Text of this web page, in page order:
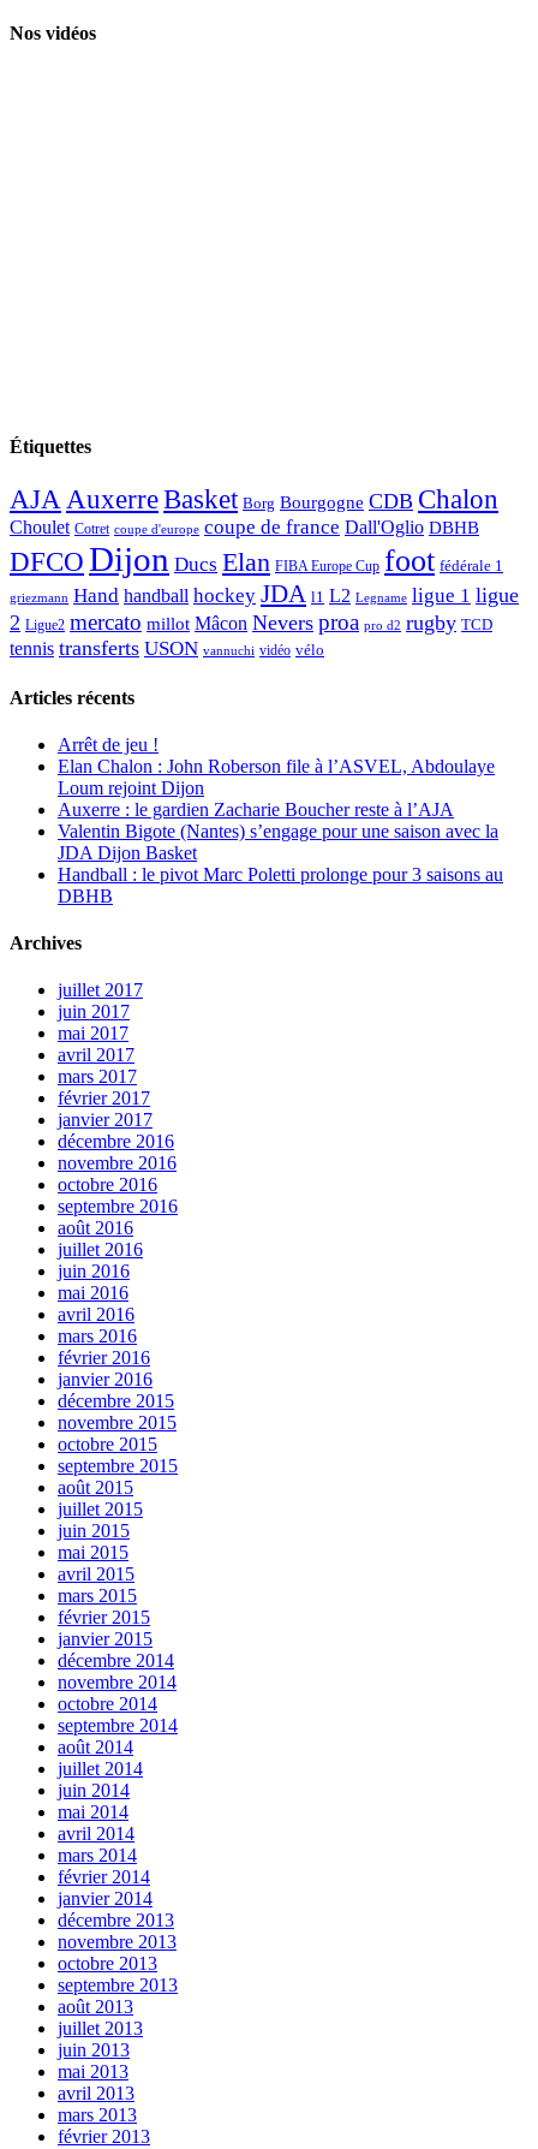
Nos vidéos
Étiquettes
AJAAuxerreBasket Borg Bourgogne CDB Chalon
Choulet Cotret coupe d'europe coupe de france Dall'Oglio DBHB
DFCODijon Ducs Elan FIBA Europe Cup foot fédérale 1
griezmann Hand handball hockey JDA l1 L2 Legname ligue 1 ligue
2 Ligue2 mercato millot Mâcon Nevers proa pro d2 rugby TCD
tennis transferts USON vannuchi vidéo vélo
Articles récents
Arrêt de jeu !
Elan Chalon : John Roberson file à l’ASVEL, Abdoulaye
Loum rejoint Dijon
Auxerre : le gardien Zacharie Boucher reste à l’AJA
Valentin Bigote (Nantes) s’engage pour une saison avec la
JDA Dijon Basket
Handball : le pivot Marc Poletti prolonge pour 3 saisons au
DBHB
Archives
juillet 2017
juin 2017
mai 2017
avril 2017
mars 2017
février 2017
janvier 2017
décembre 2016
novembre 2016
octobre 2016
septembre 2016
août 2016
juillet 2016
juin 2016
mai 2016
avril 2016
mars 2016
février 2016
janvier 2016
décembre 2015
novembre 2015
octobre 2015
septembre 2015
août 2015
juillet 2015
juin 2015
mai 2015
avril 2015
mars 2015
février 2015
janvier 2015
décembre 2014
novembre 2014
octobre 2014
septembre 2014
août 2014
juillet 2014
juin 2014
mai 2014
avril 2014
mars 2014
février 2014
janvier 2014
décembre 2013
novembre 2013
octobre 2013
septembre 2013
août 2013
juillet 2013
juin 2013
mai 2013
avril 2013
mars 2013
février 2013